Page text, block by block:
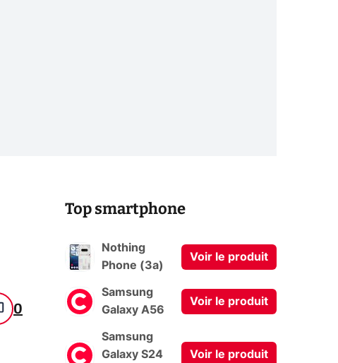
0
Top smartphone
Nothing
Phone (3a)
Voir le produit
Samsung
Galaxy A56
Voir le produit
Samsung
Galaxy S24
Voir le produit